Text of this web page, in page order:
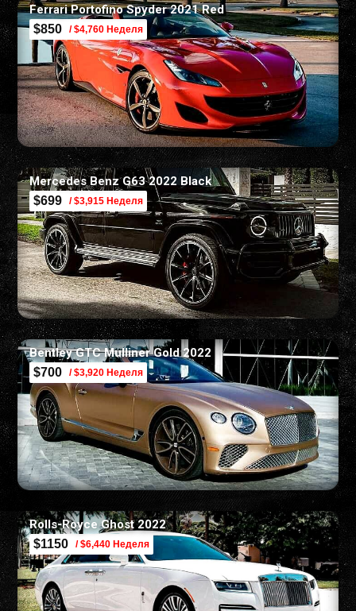
Ferrari Portofino Spyder 2021 Red
$850 / $4,760 Неделя
Mercedes Benz G63 2022 Black
$699 / $3,915 Неделя
Bentley GTC Mulliner Gold 2022
$700 / $3,920 Неделя
Rolls-Royce Ghost 2022
$1150 / $6,440 Неделя